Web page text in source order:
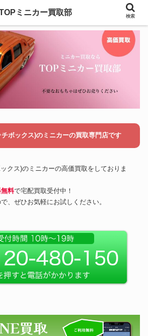
ボックス)のミニカーの買取専門店です
クス)のミニカーの高価買取をしておりま
料で宅配買取受付中！
、ぜひお気軽にお試しください。
ミニカー買取部 検索